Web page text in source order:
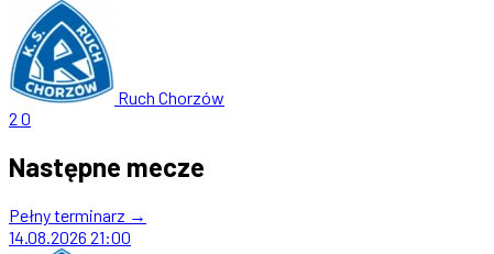
Ruch Chorzów
2 0
Następne mecze
Pełny terminarz →
14.08.2026 21:00